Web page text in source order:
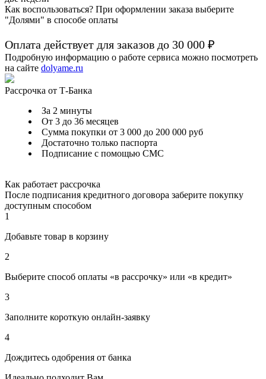
Как воспользоваться? При оформлении заказа выберите
"Долями" в способе оплаты
Оплата действует для заказов до 30 000 ₽
Подробную информацию о работе сервиса можно посмотреть
на сайте dolyame.ru
Рассрочка от Т-Банка
За 2 минуты
От 3 до 36 месяцев
Сумма покупки от 3 000 до 200 000 руб
Достаточно только паспорта
Подписание с помощью СМС
Как работает рассрочка
После подписания кредитного договора заберите покупку
доступным способом
1
Добавьте товар в корзину
2
Выберите способ оплаты «в рассрочку» или «в кредит»
3
Заполните короткую онлайн-заявку
4
Дождитесь одобрения от банка